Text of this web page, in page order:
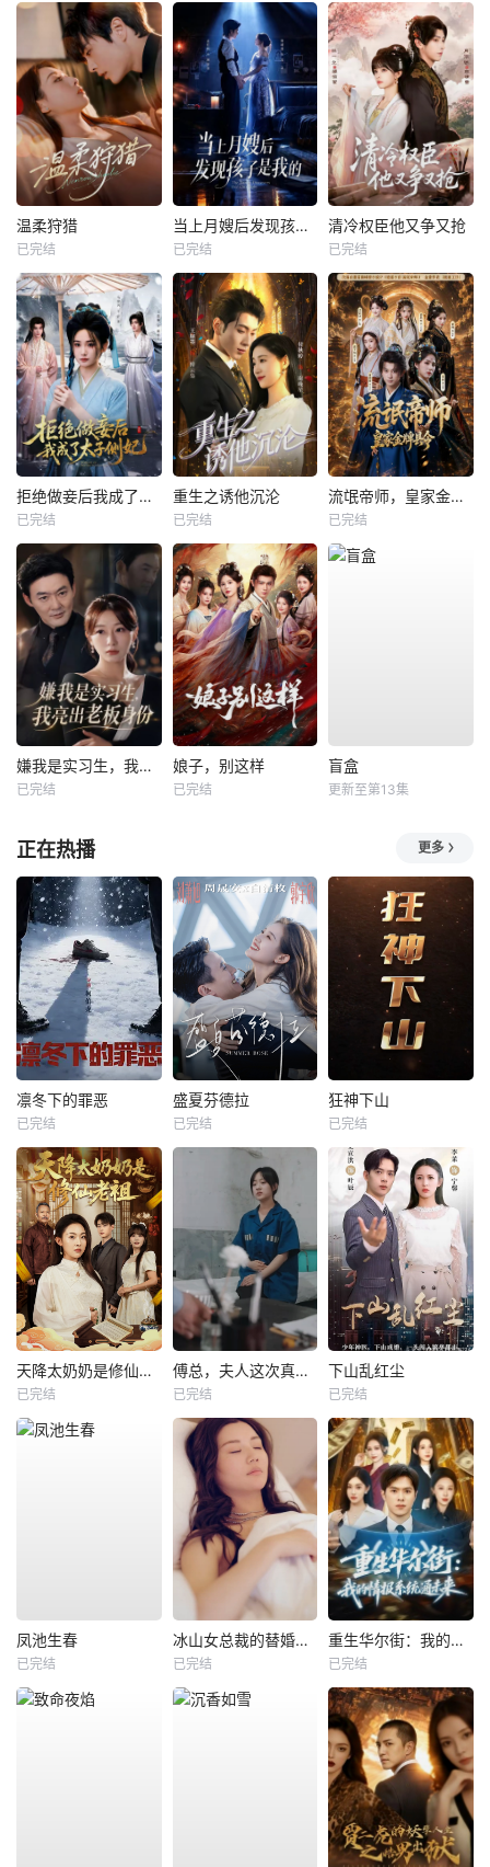
温柔狩猎
已完结
当上月嫂后发现孩子是我的
已完结
清冷权臣他又争又抢
已完结
拒绝做妾后我成了太子侧妃
已完结
重生之诱他沉沦
已完结
流氓帝师，皇家金牌县令
已完结
嫌我是实习生，我亮出老板身份
已完结
娘子，别这样
已完结
盲盒
更新至第13集
正在热播 更多
凛冬下的罪恶
已完结
盛夏芬德拉
已完结
狂神下山
已完结
天降太奶奶是修仙老祖
已完结
傅总，夫人这次真的死了
已完结
下山乱红尘
已完结
凤池生春
已完结
冰山女总裁的替婚兵王
已完结
重生华尔街：我的情报系统通未来
已完结